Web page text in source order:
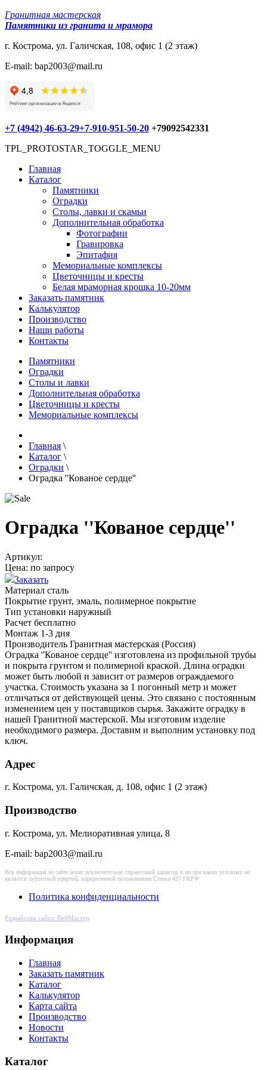
Гранитная мастерская
Памятники из гранита и мрамора
г. Кострома, ул. Галичская, 108, офис 1 (2 этаж)
E-mail: bap2003@mail.ru
+7 (4942) 46-63-29+7-910-951-50-20 +79092542331
TPL_PROTOSTAR_TOGGLE_MENU
Главная
Каталог
Памятники
Оградки
Столы, лавки и скамьи
Дополнительная обработка
Фотографии
Гравировка
Эпитафия
Мемориальные комплексы
Цветочницы и кресты
Белая мраморная крошка 10-20мм
Заказать памятник
Калькулятор
Производство
Наши работы
Контакты
Памятники
Оградки
Столы и лавки
Дополнительная обработка
Цветочницы и кресты
Мемориальные комплексы
Главная \
Каталог \
Оградки \
Оградка ''Кованое сердце''
Оградка ''Кованое сердце''
Артикул:
Цена: по запросу
Заказать
Материал сталь
Покрытие грунт, эмаль, полимерное покрытие
Тип установки наружный
Расчет бесплатно
Монтаж 1-3 дня
Производитель Гранитная мастерская (Россия)
Оградка ''Кованое сердце'' изготовлена из профильной трубы
и покрыта грунтом и полимерной краской. Длина оградки
может быть любой и зависит от размеров ограждаемого
участка. Стоимость указана за 1 погонный метр и может
отличаться от действующей цены. Это связано с постоянным
изменением цен у поставщиков сырья. Закажите оградку в
нашей Гранитной мастерской. Мы изготовим изделие
необходимого размера. Доставим и выполним установку под
ключ.
Адрес
г. Кострома, ул. Галичская, д. 108, офис 1 (2 этаж)
Производство
г. Кострома, ул. Мелиоративная улица, 8
E-mail: bap2003@mail.ru
Вся информация на сайте носит исключительно справочный характер и ни при каких условиях не
является публичной офертой, определяемой положениями Статьи 437 ГКРФ
Политика конфиденциальности
Разработка сайта: ВебМастер
Информация
Главная
Заказать памятник
Каталог
Калькулятор
Карта сайта
Производство
Новости
Контакты
Каталог